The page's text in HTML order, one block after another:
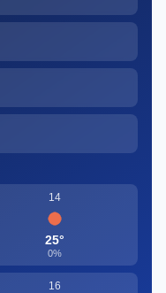
14
25°
0%
16